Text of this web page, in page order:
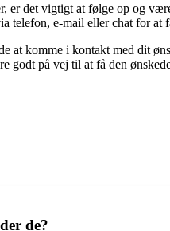
er det vigtigt at følge op og
e-mail eller chat for at
komme i kontakt med dit
på vej til at få den
de?